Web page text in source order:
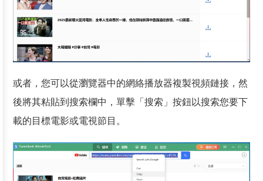
或者，您可以從瀏覽器中的網絡播放器複製視頻鏈接，然
後將其粘貼到搜索欄中，單擊「搜索」按鈕以搜索您要下
載的目標電影或電視節目。